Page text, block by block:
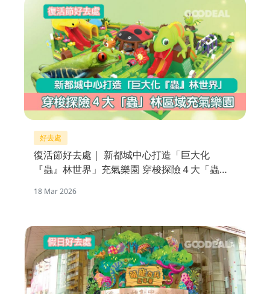
好去處
復活節好去處｜ 新都城中心打造「巨大化
『蟲』林世界」充氣樂園 穿梭探險４大「蟲」
18 Mar 2026